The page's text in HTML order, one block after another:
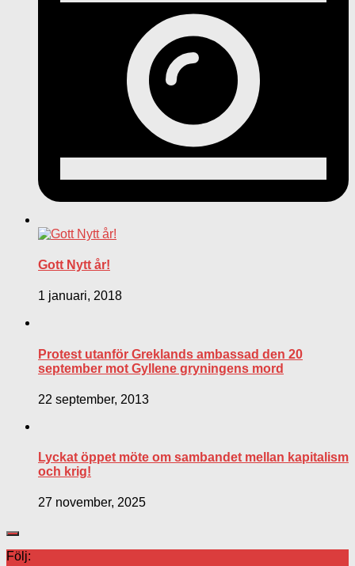
Gott Nytt år!
1 januari, 2018
Protest utanför Greklands ambassad den 20
september mot Gyllene gryningens mord
22 september, 2013
Lyckat öppet möte om sambandet mellan kapitalism
och krig!
27 november, 2025
Följ: